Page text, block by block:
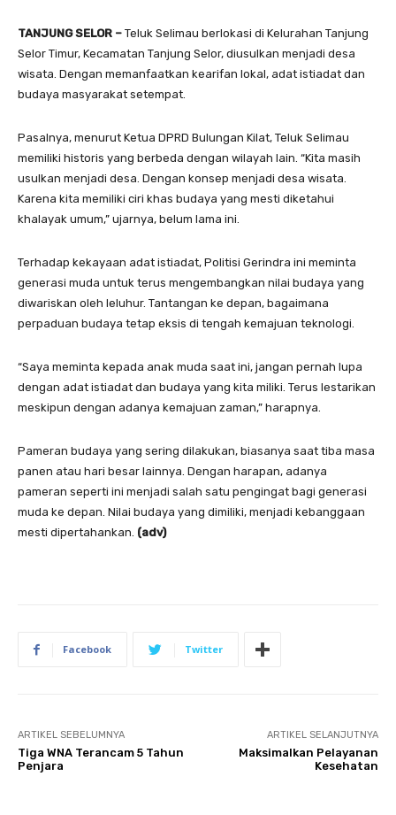
TANJUNG SELOR – Teluk Selimau berlokasi di Kelurahan Tanjung
Selor Timur, Kecamatan Tanjung Selor, diusulkan menjadi desa
wisata. Dengan memanfaatkan kearifan lokal, adat istiadat dan
budaya masyarakat setempat.
Pasalnya, menurut Ketua DPRD Bulungan Kilat, Teluk Selimau
memiliki historis yang berbeda dengan wilayah lain. “Kita masih
usulkan menjadi desa. Dengan konsep menjadi desa wisata.
Karena kita memiliki ciri khas budaya yang mesti diketahui
khalayak umum,” ujarnya, belum lama ini.
Terhadap kekayaan adat istiadat, Politisi Gerindra ini meminta
generasi muda untuk terus mengembangkan nilai budaya yang
diwariskan oleh leluhur. Tantangan ke depan, bagaimana
perpaduan budaya tetap eksis di tengah kemajuan teknologi.
“Saya meminta kepada anak muda saat ini, jangan pernah lupa
dengan adat istiadat dan budaya yang kita miliki. Terus lestarikan
meskipun dengan adanya kemajuan zaman,” harapnya.
Pameran budaya yang sering dilakukan, biasanya saat tiba masa
panen atau hari besar lainnya. Dengan harapan, adanya
pameran seperti ini menjadi salah satu pengingat bagi generasi
muda ke depan. Nilai budaya yang dimiliki, menjadi kebanggaan
mesti dipertahankan. (adv)
Facebook Twitter
ARTIKEL SEBELUMNYA
Tiga WNA Terancam 5 Tahun
Penjara
ARTIKEL SELANJUTNYA
Maksimalkan Pelayanan
Kesehatan